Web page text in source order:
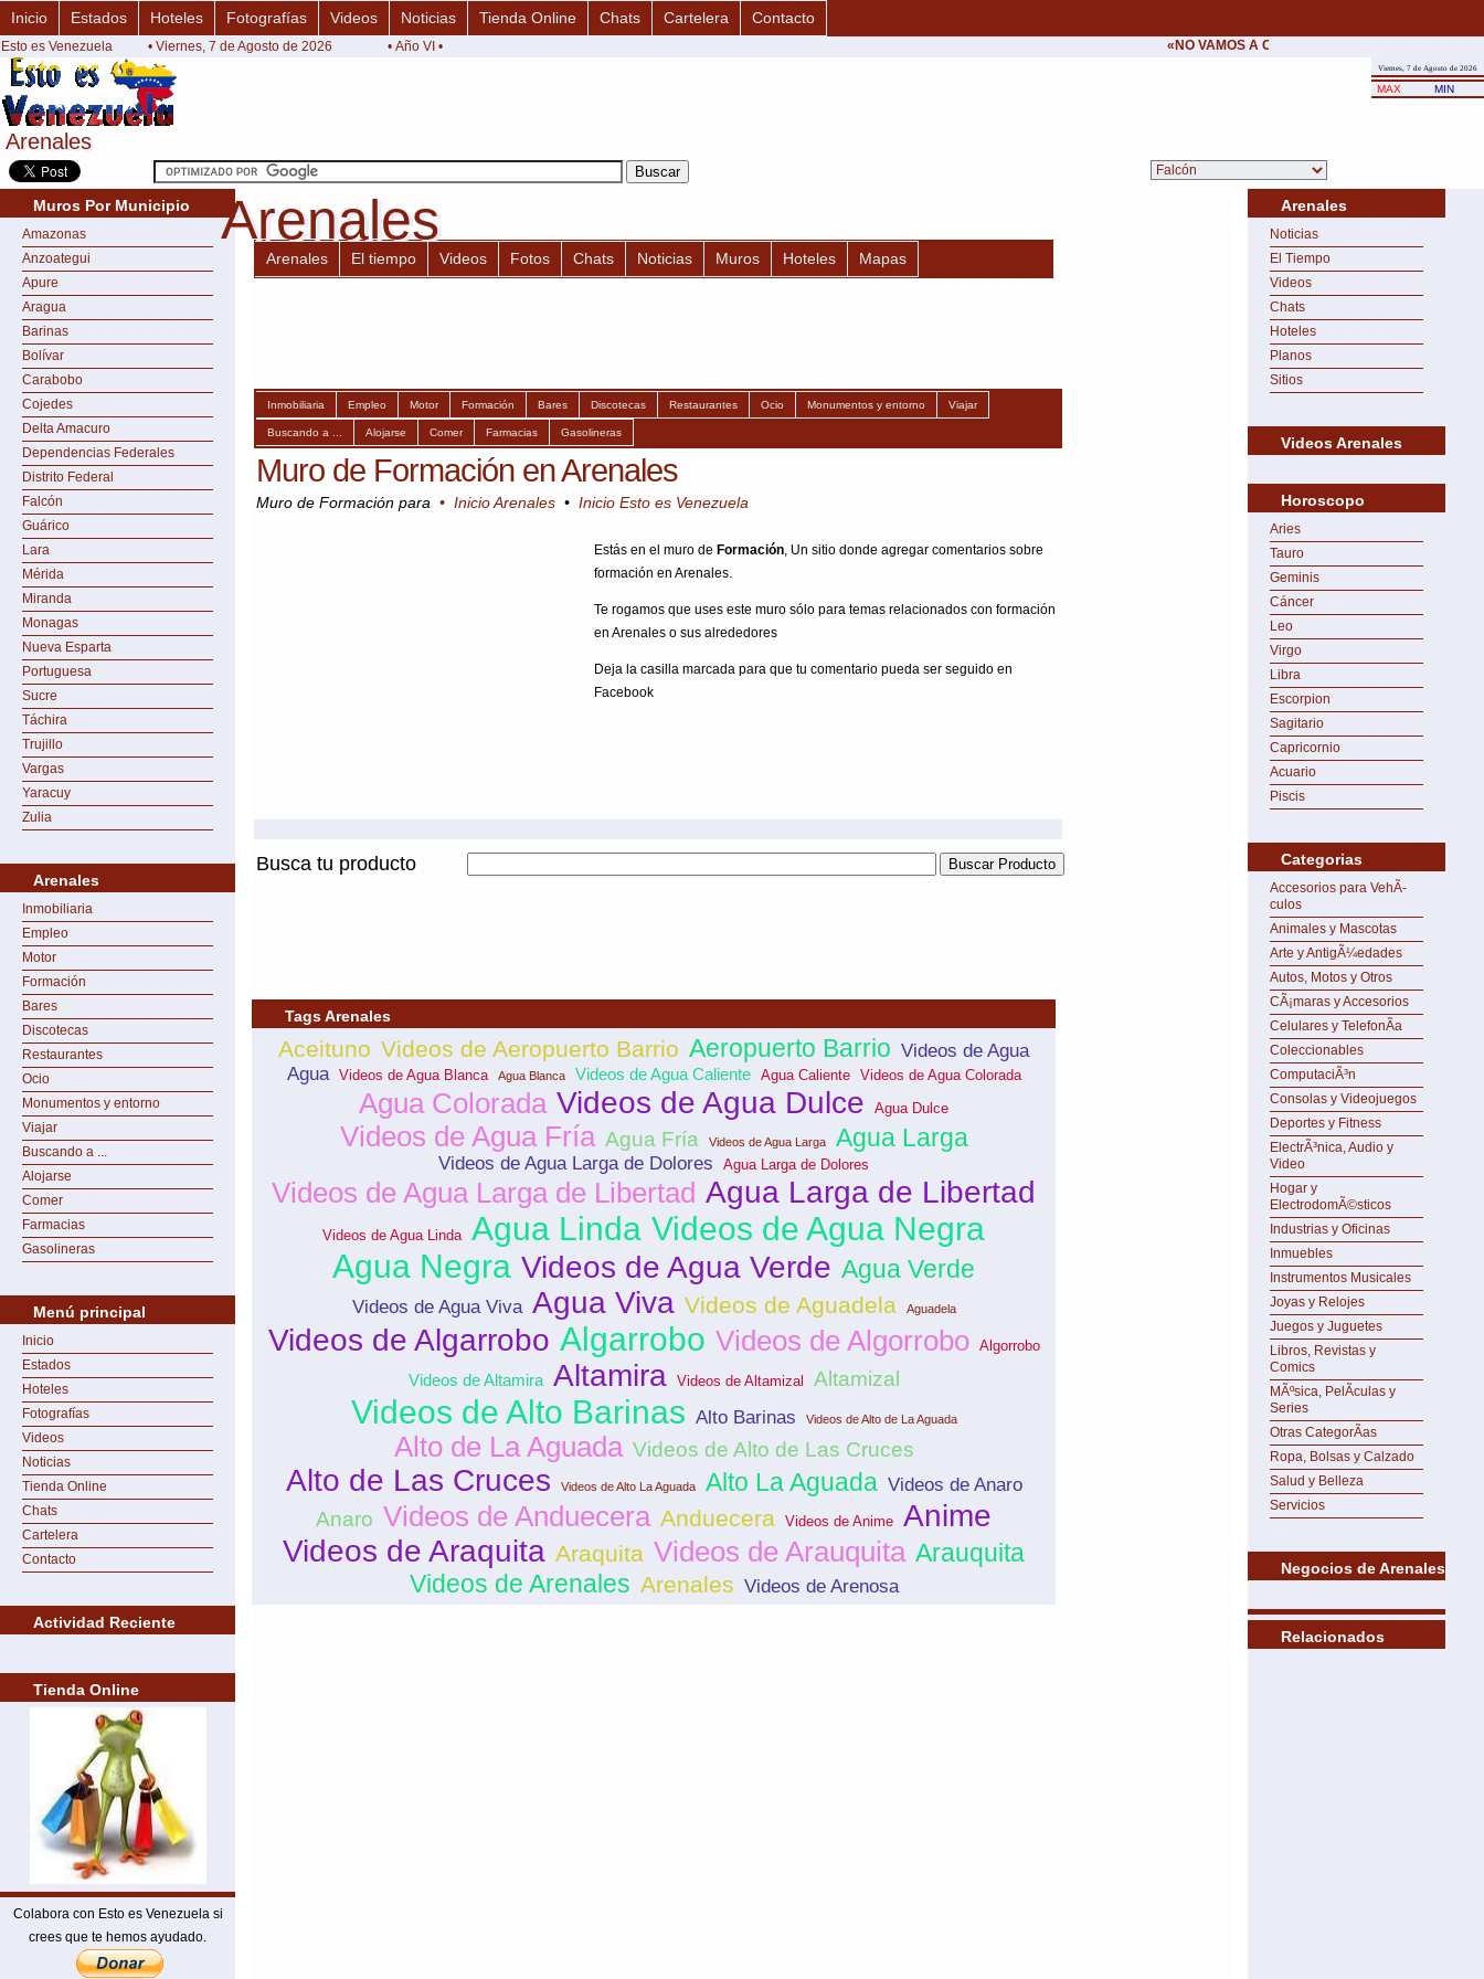
Arenales
Arenales
Inicio Estados Hoteles Fotografías Videos Noticias Tienda Online Chats Cartelera Contacto
Esto es Venezuela • Viernes, 7 de Agosto de 2026 • Año VI • «NO VAMOS A CEDER NUNCA AL CHANTAJE
Viernes, 7 de Agosto de 2026
MAX MIN
Muros Por Municipio
Amazonas
Anzoategui
Apure
Aragua
Barinas
Bolívar
Carabobo
Cojedes
Delta Amacuro
Dependencias Federales
Distrito Federal
Falcón
Guárico
Lara
Mérida
Miranda
Monagas
Nueva Esparta
Portuguesa
Sucre
Táchira
Trujillo
Vargas
Yaracuy
Zulia
Arenales
Inmobiliaria
Empleo
Motor
Formación
Bares
Discotecas
Restaurantes
Ocio
Monumentos y entorno
Viajar
Buscando a ...
Alojarse
Comer
Farmacias
Gasolineras
Menú principal
Inicio
Estados
Hoteles
Fotografías
Videos
Noticias
Tienda Online
Chats
Cartelera
Contacto
Actividad Reciente
Tienda Online
Colabora con Esto es Venezuela si
crees que te hemos ayudado.
Arenales
Arenales
Arenales El tiempo Videos Fotos Chats Noticias Muros Hoteles Mapas
Inmobiliaria Empleo Motor Formación Bares Discotecas Restaurantes Ocio Monumentos y entorno Viajar
Buscando a ... Alojarse Comer Farmacias Gasolineras
Muro de Formación en Arenales
Muro de Formación para • Inicio Arenales • Inicio Esto es Venezuela
Estás en el muro de Formación, Un sitio donde agregar comentarios sobre
formación en Arenales.
Te rogamos que uses este muro sólo para temas relacionados con formación
en Arenales o sus alrededores
Deja la casilla marcada para que tu comentario pueda ser seguido en
Facebook
Busca tu producto
Tags Arenales
Aceituno Videos de Aeropuerto Barrio Aeropuerto Barrio Videos de Agua
Agua
Videos de Agua Blanca Agua Blanca Videos de Agua Caliente Agua Caliente Videos de Agua Colorada
Agua Colorada Videos de Agua Dulce Agua Dulce
Videos de Agua Fría Agua Fría Videos de Agua Larga Agua Larga
Videos de Agua Larga de Dolores Agua Larga de Dolores
Videos de Agua Larga de Libertad Agua Larga de Libertad
Videos de Agua Linda Agua Linda Videos de Agua Negra
Agua Negra Videos de Agua Verde Agua Verde
Videos de Agua Viva Agua Viva Videos de Aguadela Aguadela
Videos de Algarrobo Algarrobo Videos de Algorrobo Algorrobo
Videos de Altamira Altamira Videos de Altamizal Altamizal
Videos de Alto Barinas Alto Barinas Videos de Alto de La Aguada
Alto de La Aguada Videos de Alto de Las Cruces
Alto de Las Cruces Videos de Alto La Aguada Alto La Aguada Videos de Anaro
Anaro Videos de Anduecera Anduecera Videos de Anime Anime
Videos de Araquita Araquita Videos de Arauquita Arauquita
Videos de Arenales Arenales Videos de Arenosa
Arenales
Noticias
El Tiempo
Videos
Chats
Hoteles
Planos
Sitios
Videos Arenales
Horoscopo
Aries
Tauro
Geminis
Cáncer
Leo
Virgo
Libra
Escorpion
Sagitario
Capricornio
Acuario
Piscis
Categorias
Accesorios para VehÃ­
culos
Animales y Mascotas
Arte y AntigÃ¼edades
Autos, Motos y Otros
CÃ¡maras y Accesorios
Celulares y TelefonÃ­a
Coleccionables
ComputaciÃ³n
Consolas y Videojuegos
Deportes y Fitness
ElectrÃ³nica, Audio y
Video
Hogar y
ElectrodomÃ©sticos
Industrias y Oficinas
Inmuebles
Instrumentos Musicales
Joyas y Relojes
Juegos y Juguetes
Libros, Revistas y
Comics
MÃºsica, PelÃ­culas y
Series
Otras CategorÃ­as
Ropa, Bolsas y Calzado
Salud y Belleza
Servicios
Negocios de Arenales
Relacionados